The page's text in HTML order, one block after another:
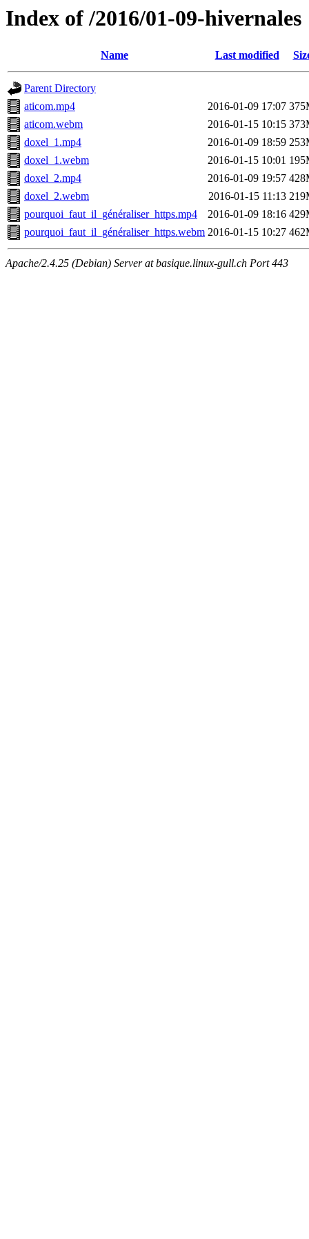
Index of /2016/01-09-hivernales
Name Last modified
Parent Directory
aticom.mp4
2016-01-09 17:07
aticom.webm
2016-01-15 10:15
doxel_1.mp4
2016-01-09 18:59
doxel_1.webm
2016-01-15 10:01
doxel_2.mp4
2016-01-09 19:57
doxel_2.webm
2016-01-15 11:13
pourquoi_faut_il_généraliser_https.mp4
2016-01-09 18:16
pourquoi_faut_il_généraliser_https.webm 2016-01-15 10:27
Apache/2.4.25 (Debian) Server at basique.linux-gull.ch Port 443